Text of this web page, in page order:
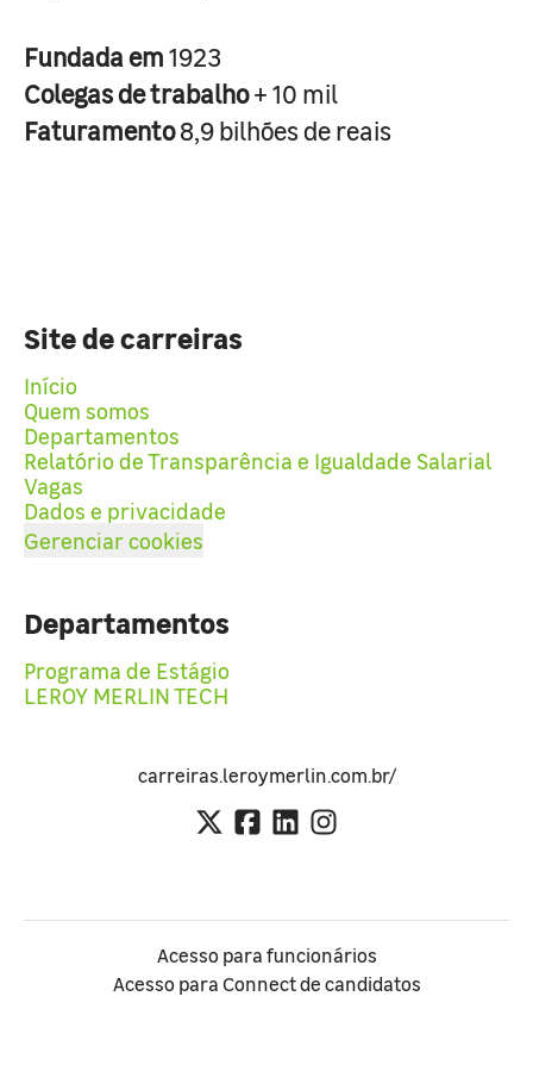
Fundada em1923
Colegas de trabalho+ 10 mil
Faturamento8,9 bilhões de reais
Site de carreiras
Início
Quem somos
Departamentos
Relatório de Transparência e Igualdade Salarial
Vagas
Dados e privacidade
Gerenciar cookies
Departamentos
Programa de Estágio
LEROY MERLIN TECH
carreiras.leroymerlin.com.br/
Acesso para funcionários
Acesso para Connect de candidatos